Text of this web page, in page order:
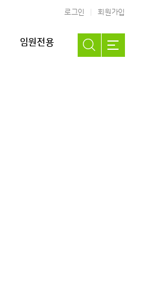
로그인 회원가입
임원전용